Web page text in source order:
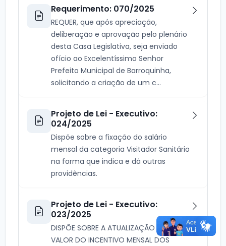
Requerimento: 070/2025
REQUER, que após apreciação,
deliberação e aprovação pelo plenário
desta Casa Legislativa, seja enviado
ofício ao Excelentíssimo Senhor
Prefeito Municipal de Barroquinha,
solicitando a criação de um c...
Projeto de Lei - Executivo:
024/2025
Dispõe sobre a fixação do salário
mensal da categoria Visitador Sanitário
na forma que indica e dá outras
providências.
Projeto de Lei - Executivo:
023/2025
DISPÕE SOBRE A ATUALIZAÇÃO DO
VALOR DO INCENTIVO MENSAL DOS